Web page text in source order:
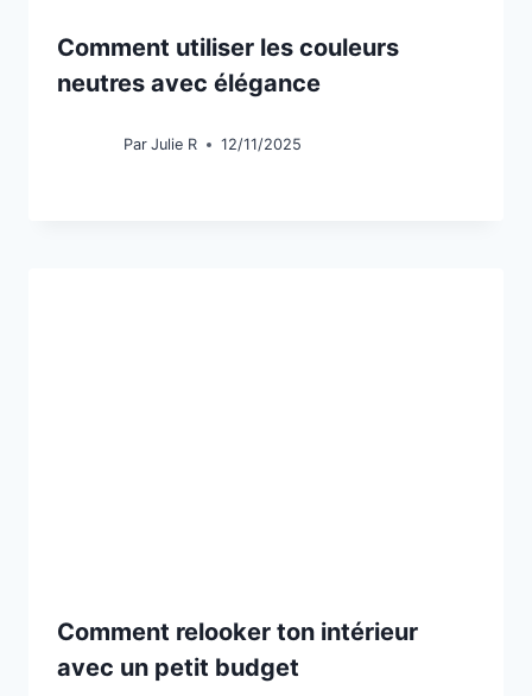
Comment utiliser les couleurs
neutres avec élégance
Par Julie R 12/11/2025
Comment relooker ton intérieur
avec un petit budget